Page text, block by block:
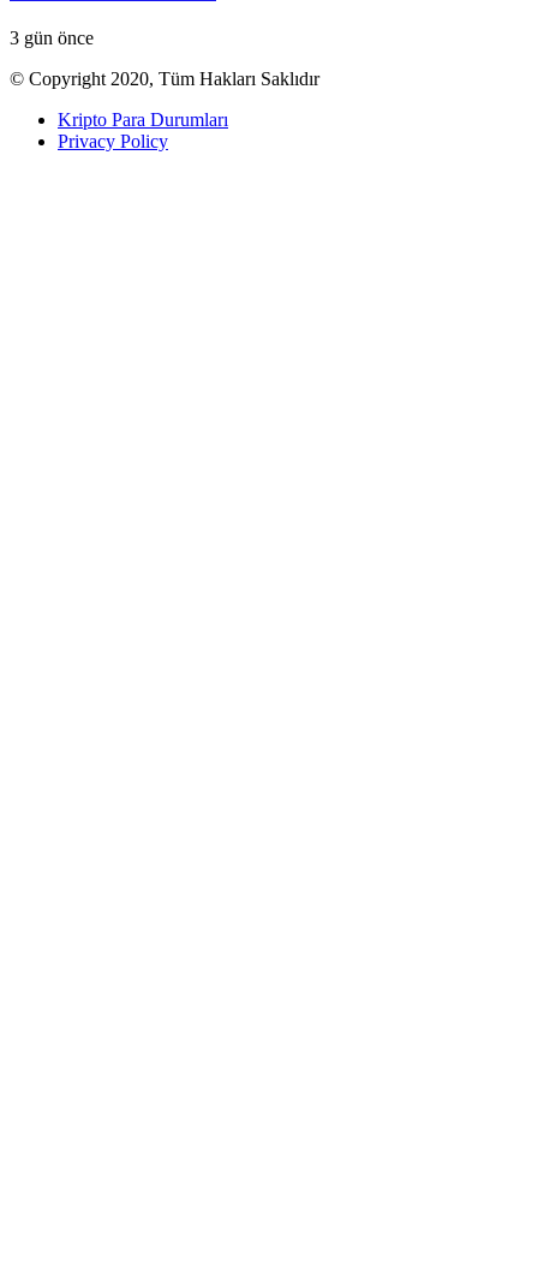
3 gün önce
© Copyright 2020, Tüm Hakları Saklıdır
Kripto Para Durumları
Privacy Policy